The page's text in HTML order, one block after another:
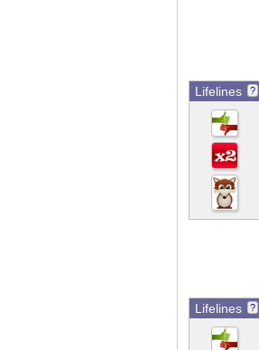
Lifelines ?
Lifelines ?